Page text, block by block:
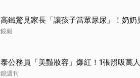
高鐵驚見家長「讓孩子當眾尿尿」！奶
鏡報
泰公務員「美豔妝容」爆紅！1張照吸
鏡週刊